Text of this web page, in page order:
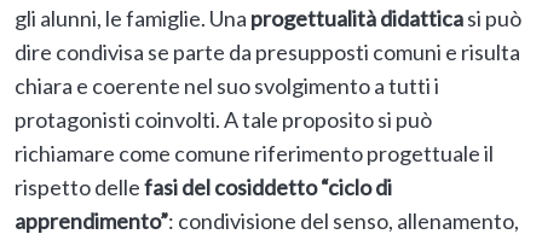
gli alunni, le famiglie. Una progettualità didatticasi può
dire condivisa se parte da presupposti comuni e risulta
chiara e coerente nel suo svolgimento a tutti i
protagonisti coinvolti. A tale proposito si può
richiamare come comune riferimento progettuale il
rispetto dellefasi del cosiddetto “ciclo di
apprendimento”: condivisione del senso, allenamento,